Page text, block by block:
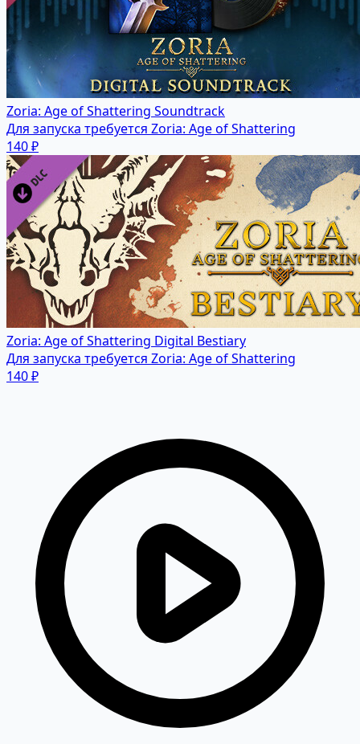
Zoria: Age of Shattering Soundtrack
Для запуска требуется Zoria: Age of Shattering
140 ₽
Zoria: Age of Shattering Digital Bestiary
Для запуска требуется Zoria: Age of Shattering
140 ₽